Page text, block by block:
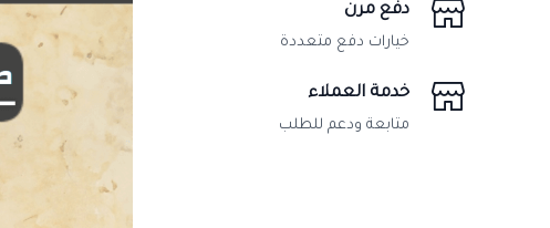
دفع مرن
خيارات دفع متعددة
خدمة العملاء
متابعة ودعم للطلب